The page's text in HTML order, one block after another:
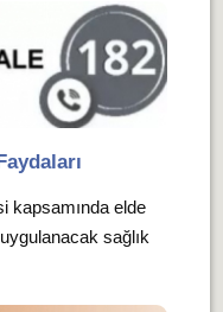
kapsamında elde
sağlık